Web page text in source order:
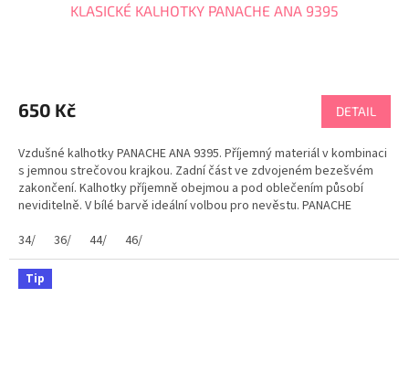
KLASICKÉ KALHOTKY PANACHE ANA 9395
650 Kč DETAIL
Vzdušné kalhotky PANACHE ANA 9395. Příjemný materiál v kombinaci
s jemnou strečovou krajkou. Zadní část ve zdvojeném bezešvém
zakončení. Kalhotky příjemně obejmou a pod oblečením působí
neviditelně. V bílé barvě ideální volbou pro nevěstu. PANACHE
34/
36/ 44/ 46/
Tip